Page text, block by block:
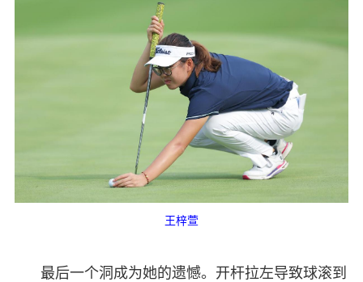
王梓萱
最后一个洞成为她的遗憾。开杆拉左导致球滚到